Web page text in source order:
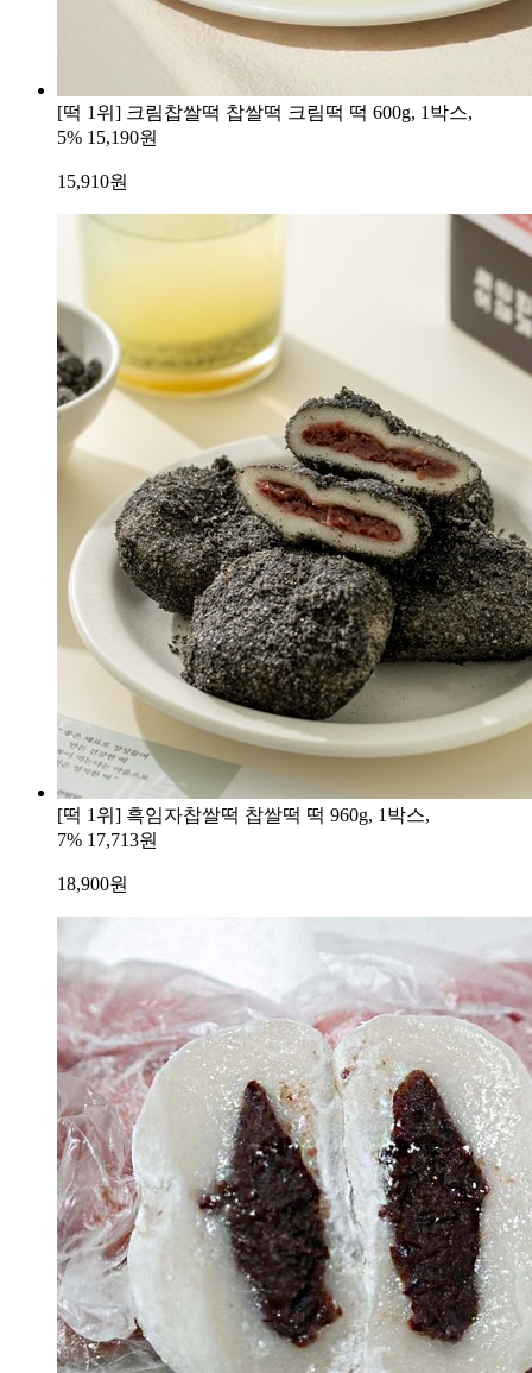
[떡 1위] 크림찹쌀떡 찹쌀떡 크림떡 떡 600g, 1박스,
5% 15,190원
15,910원
[떡 1위] 흑임자찹쌀떡 찹쌀떡 떡 960g, 1박스,
7% 17,713원
18,900원